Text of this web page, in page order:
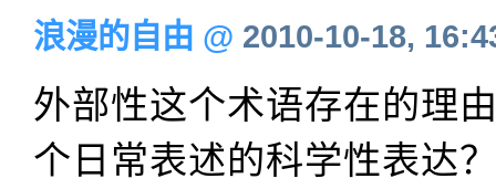
浪漫的自由 @ 2010-10-18,
外部性这个术语存在的理
个日常表述的科学性表达